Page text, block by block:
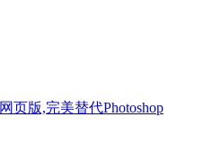
页版,完美替代Photoshop